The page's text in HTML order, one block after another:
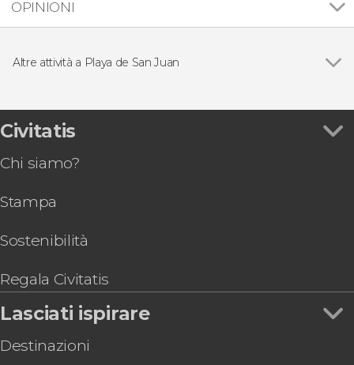
OPINIONI
Altre attività a Playa de San Juan
Giro in yacht con avvistamento di cetacei
Civitatis
Chi siamo?
Stampa
Sostenibilità
Regala Civitatis
Lasciati ispirare
Destinazioni